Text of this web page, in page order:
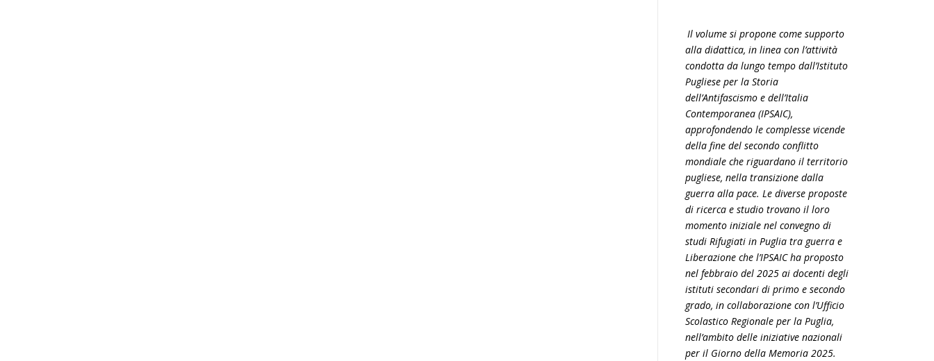
Il volume si propone come supporto
alla didattica, in linea con l’attività
condotta da lungo tempo dall’Istituto
Pugliese per la Storia
dell’Antifascismo e dell’Italia
Contemporanea (IPSAIC),
approfondendo le complesse vicende
della fine del secondo conflitto
mondiale che riguardano il territorio
pugliese, nella transizione dalla
guerra alla pace. Le diverse proposte
di ricerca e studio trovano il loro
momento iniziale nel convegno di
studi Rifugiati in Puglia tra guerra e
Liberazione che l’IPSAIC ha proposto
nel febbraio del 2025 ai docenti degli
istituti secondari di primo e secondo
grado, in collaborazione con l’Ufficio
Scolastico Regionale per la Puglia,
nell’ambito delle iniziative nazionali
per il Giorno della Memoria 2025.